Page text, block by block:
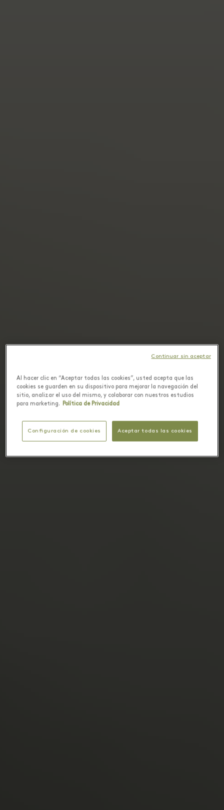
Al hacer clic en “Aceptar todas las cookies”, usted acepta que las
cookies se guarden en su dispositivo para mejorar la navegación del
sitio, analizar el uso del mismo, y colaborar con nuestros estudios
para marketing. Política de Privacidad
Configuración de cookies Aceptar todas las cookies
Continuar sin aceptar